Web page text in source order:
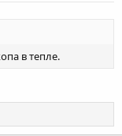
в тепле.